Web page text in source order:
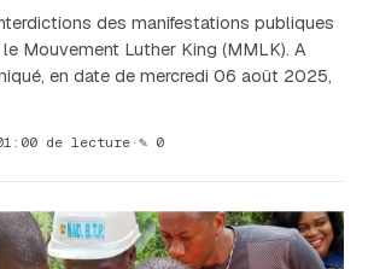
des manifestations publiques
Mouvement Luther King (MMLK). A
en date de mercredi 06 août 2025,
de lecture · ✎ 0